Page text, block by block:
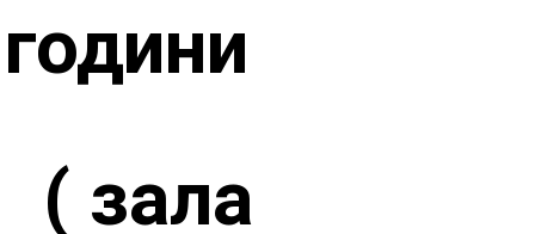
години
( зала